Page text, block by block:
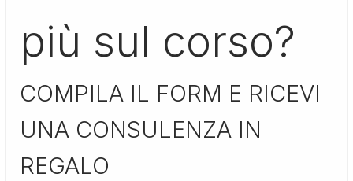
più sul corso?
COMPILA IL FORM E RICEVI
UNA CONSULENZA IN
REGALO